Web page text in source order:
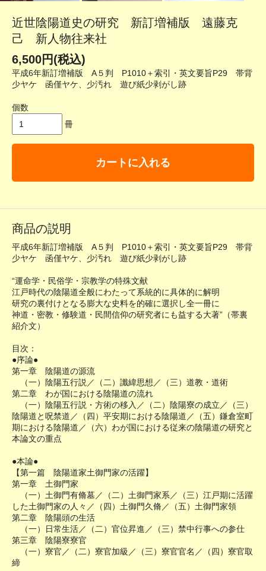
近世陰陽道史の研究 新訂増補版 遠藤克
己 新人物往来社
6,500円(税込)
平成6年新訂増補版 A５判 P1010＋索引・英文要旨P29 帯背
少ヤケ 函僅ヤケ、少汚れ 遊び紙少剥がし跡
個数
冊
カートに入れる
商品の説明
平成6年新訂増補版 A５判 P1010＋索引・英文要旨P29 帯背
少ヤケ 函僅ヤケ、少汚れ 遊び紙少剥がし跡
“運命学・民俗学・宗教学の特殊文献
江戸時代の陰陽道全般にわたって系統的に具体的に解明
研究の裏付けとなる膨大な史料を的確に選択し全一冊に
神道・密教・修験道・民間信仰の研究者にも益する大著”（帯裏
紹介文）
目次：
●序論●
第一章 陰陽道の源流
（一）陰陽五行説／（二）讖緯思想／（三）道教・道術
第二章 わが国における陰陽道の流れ
（一）陰陽五行説・方術の移入／（二）陰陽寮の成立／（三）
陰陽道と呪禁道／（四）平安期における陰陽道／（五）鎌倉室町
期における陰陽道／（六）わが国における従来の陰陽道の研究と
本論文の重点
●本論●
【第一篇 陰陽道家土御門家の活躍】
第一章 土御門家
（一）土御門有脩墓／（二）土御門家系／（三）江戸期に活躍
した土御門家の人々／（四）土御門久脩／（五）土御門家領
第二章 陰陽頭の生活
（一）日常生活／（二）官位昇進／（三）禁中行事への参仕
第三章 陰陽寮寮官
（一）寮官／（二）寮官加級／（三）寮官官名／（四）寮官取
締